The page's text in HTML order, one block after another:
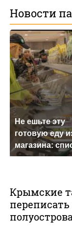
Новости
Не ешьте эту
готовую еду
магазина:
Крымские